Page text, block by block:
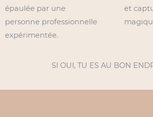
épaulée par une
personne professionnelle
expérimentée.
et
SI OUI, TU ES AU BON